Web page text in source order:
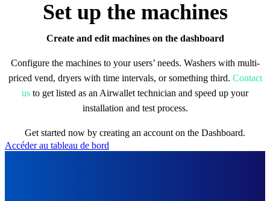
Set up the machines
Create and edit machines on the dashboard
Configure the machines to your users’ needs. Washers with multi-
priced vend, dryers with time intervals, or something third. Contact
us to get listed as an Airwallet technician and speed up your
installation and test process.
Get started now by creating an account on the Dashboard.
Accéder au tableau de bord